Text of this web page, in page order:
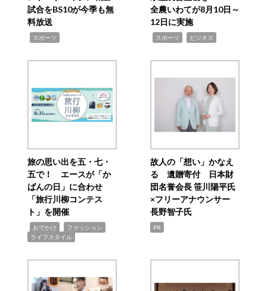
試合をBS10が今季も無
料放送
スポーツ
全農いわてが8月10日～
12日に実施
スポーツ ビジネス
旅の思い出を五・七・
五で！ エースが「か
ばんの日」に合わせ
「旅行川柳コンテス
ト」を開催
おでかけ ファッション
ライフスタイル
故人の「想い」かなえ
る 遺贈寄付 日本財
団名誉会長 笹川陽平氏
×フリーアナウンサー
長野智子氏
PR